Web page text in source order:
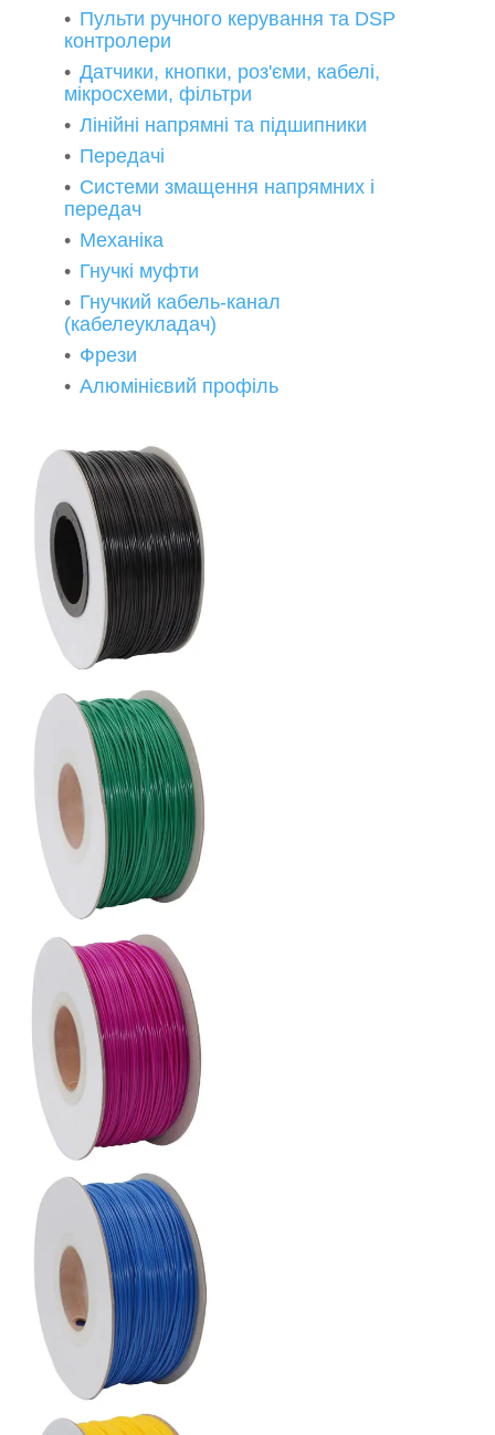
Пульти ручного керування та DSP
контролери
Датчики, кнопки, роз'єми, кабелі,
мікросхеми, фільтри
Лінійні напрямні та підшипники
Передачі
Системи змащення напрямних і
передач
Механіка
Гнучкі муфти
Гнучкий кабель-канал
(кабелеукладач)
Фрези
Алюмінієвий профіль